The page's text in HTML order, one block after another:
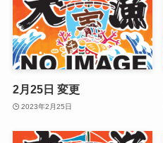
2月25日 変更
2023年2月25日